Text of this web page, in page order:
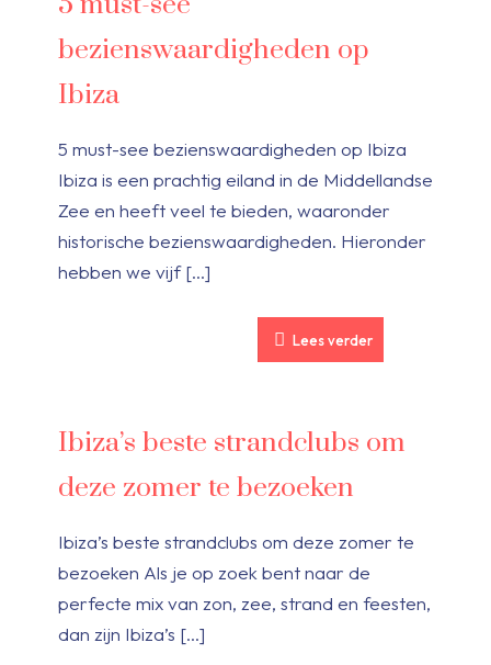
bezienswaardigheden op
Ibiza
5 must-see bezienswaardigheden op Ibiza
Ibiza is een prachtig eiland in de Middellandse
Zee en heeft veel te bieden, waaronder
historische bezienswaardigheden. Hieronder
hebben we vijf[…]
Lees verder
Ibiza’s beste strandclubs om
deze zomer te bezoeken
Ibiza’s beste strandclubs om deze zomer te
bezoeken Als je op zoek bent naar de
perfecte mix van zon, zee, strand en feesten,
dan zijn Ibiza’s […]